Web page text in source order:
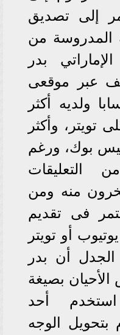
إلى تصديق
المدروسة من
بدر
عبر موقعى
ولديه أكثر
على تويتر، وأكثر
فيس بوك، ورغم
التعليقات
منه ومن
فى تقديم
أو تويتر
أن بدر
بصيغة
استخدم أحد
بتحويل الوجه